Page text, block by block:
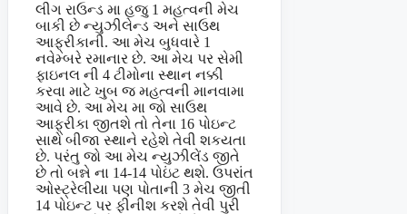
લીગ રાઉન્ડ મા હજુ 1 મહત્વની મેચ
બાકી છે ન્યુઝીલેન્ડ અને સાઉથ
આફ્રીકાની. આ મેચ બુધવારે 1
નવેમ્બરે રમાનાર છે. આ મેચ પર સેમી
ફાઇનલ ની 4 ટીમોના સ્થાન નક્કી
કરવા માટે ખુબ જ મહત્વની માનવામા
આવે છે. આ મેચ મા જો સાઉથ
આફ્રીકા જીતશે તો તેના 16 પોઇન્ટ
સાથે બીજા સ્થાને રહેશે તેવી શકયતા
છે. પરંતુ જો આ મેચ ન્યુઝીલેંડ જીતે
છે તો બન્ને ના 14-14 પોઇંટ થશે. ઉપરાંત
ઓસ્ટ્રેલીયા પણ પોતાની 3 મેચ જીતી
14 પોઇન્ટ પર ફીનીશ કરશે તેવી પુરી